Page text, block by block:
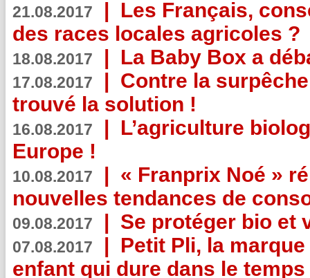
21.08.2017 | Les Français,
des races locales agricoles ?
18.08.2017 | La Baby Box a
17.08.2017 | Contre la
trouvé la solution !
16.08.2017 | L’agriculture
Europe !
10.08.2017 | « Franprix Noé »
nouvelles tendances de
09.08.2017 | Se protéger bio et
07.08.2017 | Petit Pli, la
enfant qui dure dans le temps